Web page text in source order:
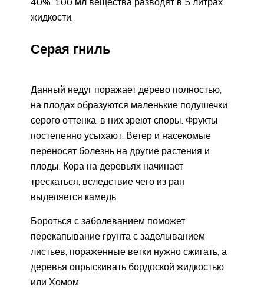
жидкости.
Серая гниль
Данный недуг поражает дерево полностью,
на плодах образуются маленькие подушечки
серого оттенка, в них зреют споры. Фрукты
постепенно усыхают. Ветер и насекомые
переносят болезнь на другие растения и
плоды. Кора на деревьях начинает
трескаться, вследствие чего из ран
выделяется камедь.
Бороться с заболеванием поможет
перекапывание грунта с заделыванием
листьев, пораженные ветки нужно сжигать, а
деревья опрыскивать бордоской жидкостью
или Хомом.